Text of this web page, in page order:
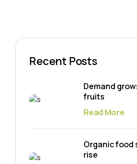
Recent Posts
Demand
fruits
Read More
Organic food
rise